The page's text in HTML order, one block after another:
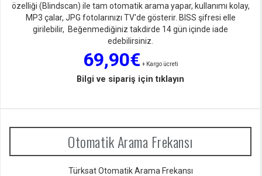
özelliği (Blindscan) ile tam otomatik arama yapar, kullanımı kolay,
MP3 çalar, JPG fotolarınızı TV'de gösterir. BISS şifresi elle
girilebilir, Beğenmediğiniz takdirde 14 gün içinde iade
edebilirsiniz.
69,90€ + Kargo ücreti
Bilgi ve sipariş için tıklayın
Otomatik Arama Frekansı
Türksat Otomatik Arama Frekansı